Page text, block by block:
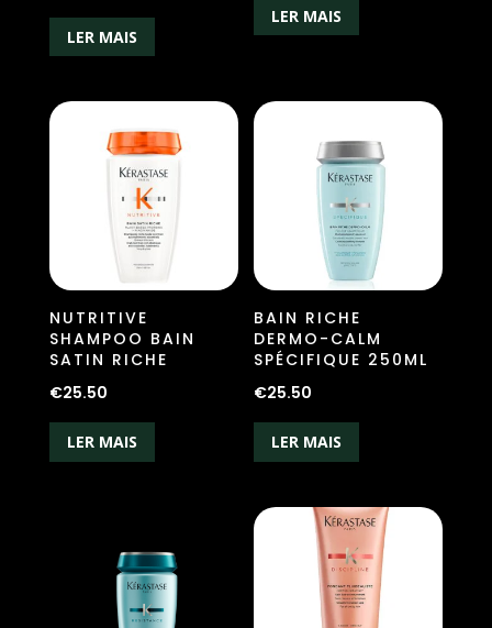
LER MAIS
LER MAIS
NUTRITIVE
SHAMPOO BAIN
SATIN RICHE
€25.50
LER MAIS
BAIN RICHE
DERMO-CALM
SPÉCIFIQUE 250ML
€25.50
LER MAIS